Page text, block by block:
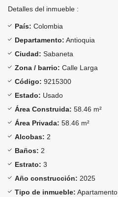
Detalles del inmueble :
País: Colombia
Departamento: Antioquia
Ciudad: Sabaneta
Zona / barrio: Calle Larga
Código: 9215300
Estado: Usado
Área Construida: 58.46 m²
Área Privada: 58.46 m²
Alcobas: 2
Baños: 2
Estrato: 3
Año construcción: 2025
Tipo de inmueble: Apartamento